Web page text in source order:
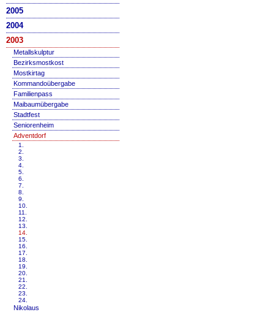
2005
2004
2003
Metallskulptur
Bezirksmostkost
Mostkirtag
Kommandoübergabe
Familienpass
Maibaumübergabe
Stadtfest
Seniorenheim
Adventdorf
1.
2.
3.
4.
5.
6.
7.
8.
9.
10.
11.
12.
13.
14.
15.
16.
17.
18.
19.
20.
21.
22.
23.
24.
Nikolaus